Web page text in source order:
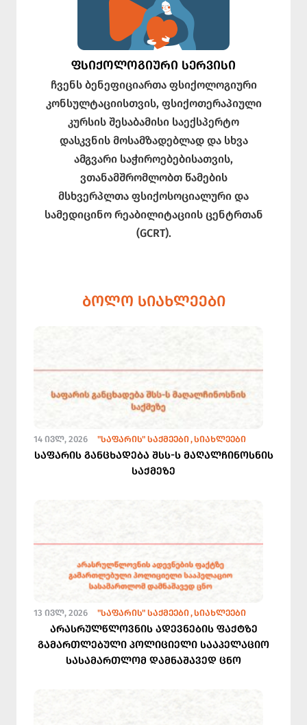
ᲤᲡᲘᲥᲝᲚᲝᲒᲘᲣᲠᲘ ᲡᲔᲠᲕᲘᲡᲘ
ჩვენს ბენეფიციართა ფსიქოლოგიური
კონსულტაციისთვის, ფსიქოთერაპიული
კურსის შესაბამისი საექსპერტო
დასკვნის მოსამზადებლად და სხვა
ამგვარი საჭიროებებისათვის,
ვთანამშრომლობთ წამების
მსხვერპლთა ფსიქოსოციალური და
სამედიცინო რეაბილიტაციის ცენტრთან
(GCRT).
ᲑᲝᲚᲝ ᲡᲘᲐᲮᲚᲔᲔᲑᲘ
14 ᲘᲕᲚ, 2026 "ᲡᲐᲤᲐᲠᲘᲡ" ᲡᲐᲥᲛᲔᲔᲑᲘ ᲡᲘᲐᲮᲚᲔᲔᲑᲘ
საფარის განცხადება შსს-ს მაღალჩინოსნის
საქმეზე
13 ᲘᲕᲚ, 2026 "ᲡᲐᲤᲐᲠᲘᲡ" ᲡᲐᲥᲛᲔᲔᲑᲘ ᲡᲘᲐᲮᲚᲔᲔᲑᲘ
არასრულწლოვნის ადევნების ფაქტზე
გამართლებული პოლიციელი სააპელაციო
სასამართლომ დამნაშავედ ცნო